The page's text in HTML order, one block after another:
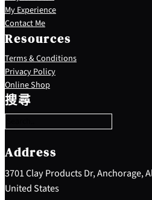
My Experience
Contact Me
Resources
Terms & Conditions
Privacy Policy
Online Shop
搜尋
S
e
a
c
h
Address
3701 Clay Products Dr, Anchorage,
United States